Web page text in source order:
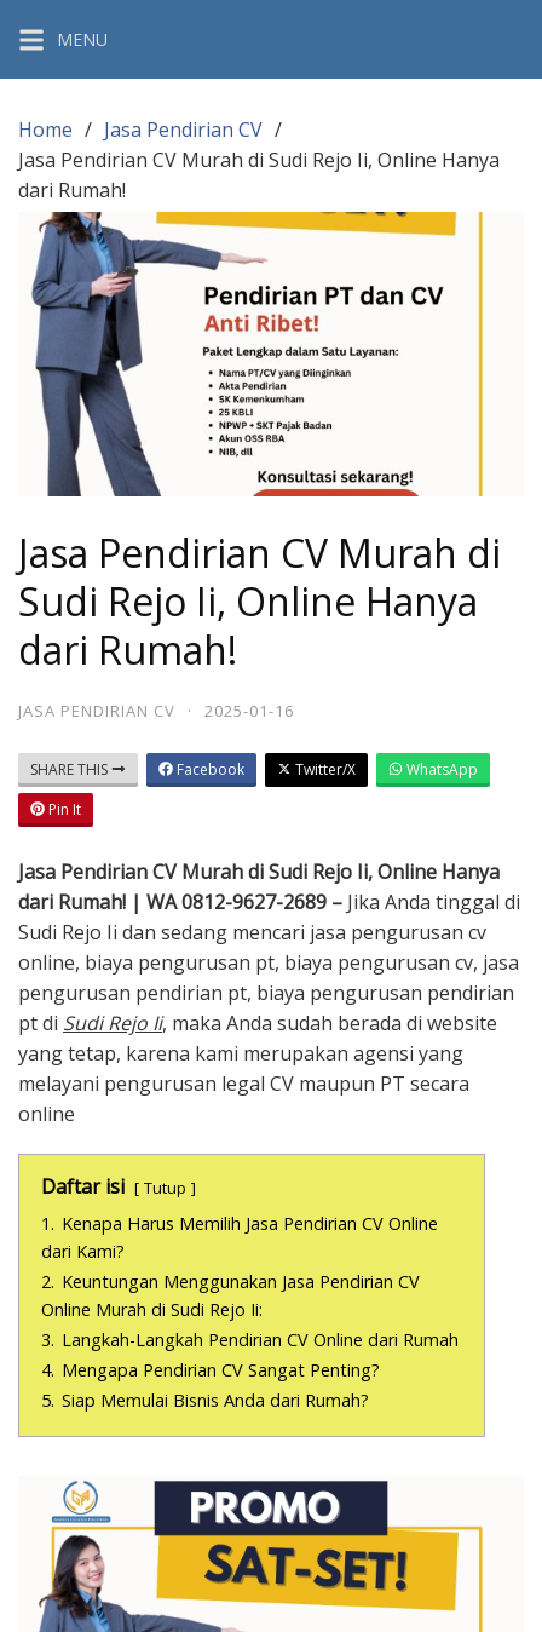
content
MENU
Home
Jasa Pendirian CV
Jasa Pendirian CV Murah di Sudi Rejo Ii, Online Hanya
dari Rumah!
Jasa Pendirian CV Murah di
Sudi Rejo Ii, Online Hanya
dari Rumah!
JASA PENDIRIAN CV · 2025-01-16
SHARE THIS Facebook Twitter/X
WhatsApp
Pin It
Jasa Pendirian CV Murah di Sudi Rejo Ii, Online Hanya
dari Rumah! | WA 0812-9627-2689 – Jika Anda tinggal di
Sudi Rejo Ii dan sedang mencari jasa pengurusan cv
online, biaya pengurusan pt, biaya pengurusan cv, jasa
pengurusan pendirian pt, biaya pengurusan pendirian
pt di Sudi Rejo Ii, maka Anda sudah berada di website
yang tetap, karena kami merupakan agensi yang
melayani pengurusan legal CV maupun PT secara
online
Daftar isi Tutup
1. Kenapa Harus Memilih Jasa Pendirian CV Online
dari Kami?
2. Keuntungan Menggunakan Jasa Pendirian CV
Online Murah di Sudi Rejo Ii:
3. Langkah-Langkah Pendirian CV Online dari Rumah
4. Mengapa Pendirian CV Sangat Penting?
5. Siap Memulai Bisnis Anda dari Rumah?